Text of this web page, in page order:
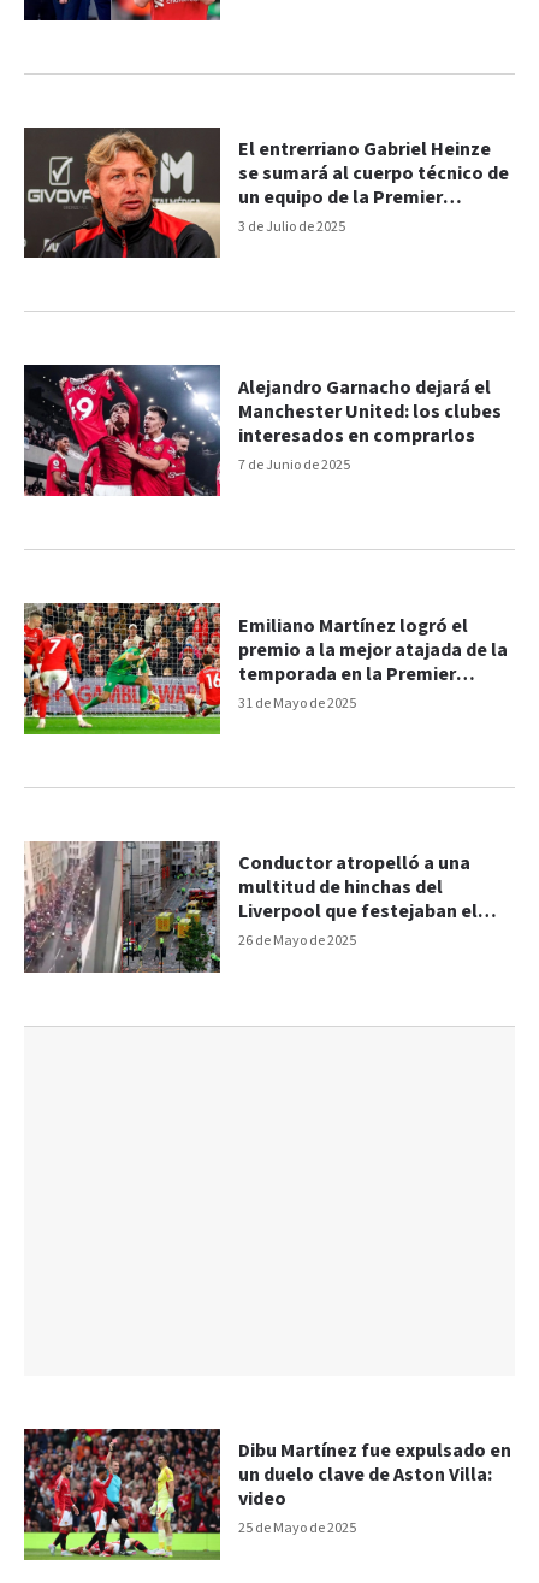
3 de Julio de 2025
El entrerriano Gabriel Heinze
se sumará al cuerpo técnico de
un equipo de la Premier
League: de cuál se trata
7 de Junio de 2025
Alejandro Garnacho dejará el
Manchester United: los clubes
interesados en comprarlos
31 de Mayo de 2025
Emiliano Martínez logró el
premio a la mejor atajada de la
temporada en la Premier
League
26 de Mayo de 2025
Conductor atropelló a una
multitud de hinchas del
Liverpool que festejaban el
título: video
25 de Mayo de 2025
Dibu Martínez fue expulsado en
un duelo clave de Aston Villa:
video